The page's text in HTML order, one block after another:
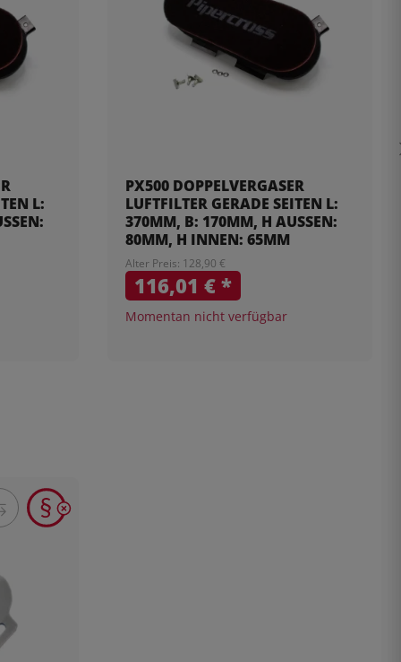
L:
5
PX500 DOPPELVERGASER
LUFTFILTER GERADE SEITEN L:
370MM, B: 170MM, H AUSSEN: 8
0MM, H INNEN: 65MM
Alter Preis: 128,90 €
116,01 €*
Momentan nicht verfügbar